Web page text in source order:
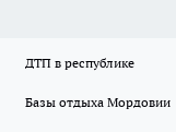
ДТП в республике
Базы отдыха Мордовии